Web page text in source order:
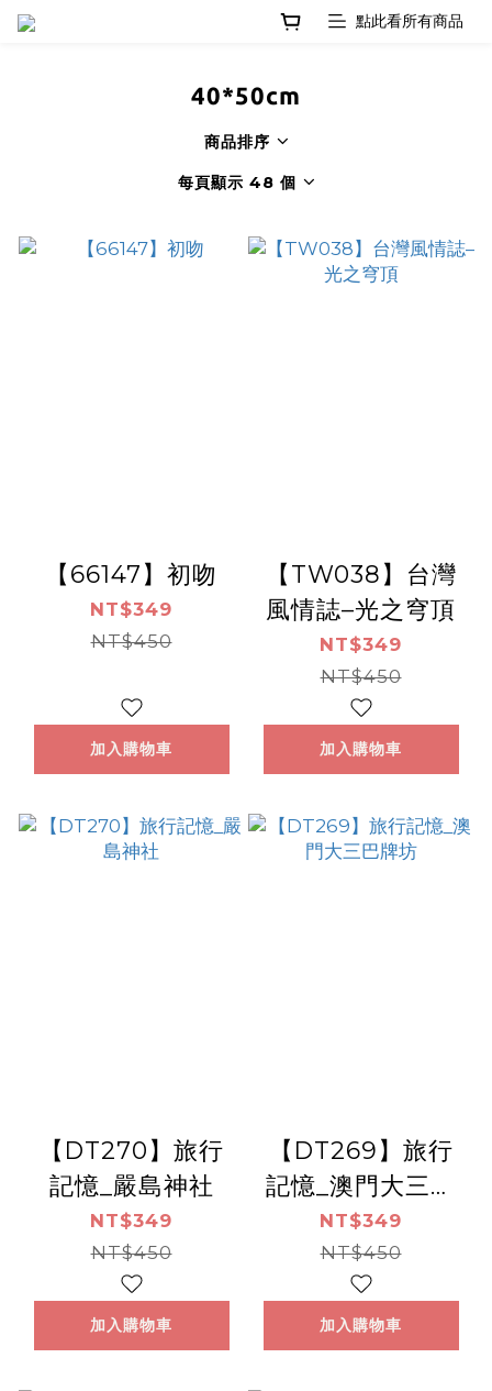
40*50cm
商品排序
每頁顯示 48 個
【66147】初吻
NT$349
NT$450
加入購物車
【TW038】台灣
風情誌–光之穹頂
NT$349
NT$450
加入購物車
【DT270】旅行
記憶_嚴島神社
NT$349
NT$450
加入購物車
【DT269】旅行
記憶_澳門大三巴
牌坊
NT$349
NT$450
加入購物車